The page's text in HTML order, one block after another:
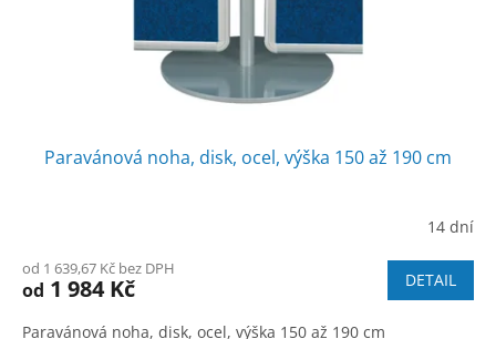
Paravánová noha, disk, ocel, výška 150 až 190 cm
14 dní
od 1 639,67 Kč bez DPH
od 1 984 Kč DETAIL
Paravánová noha, disk, ocel, výška 150 až 190 cm